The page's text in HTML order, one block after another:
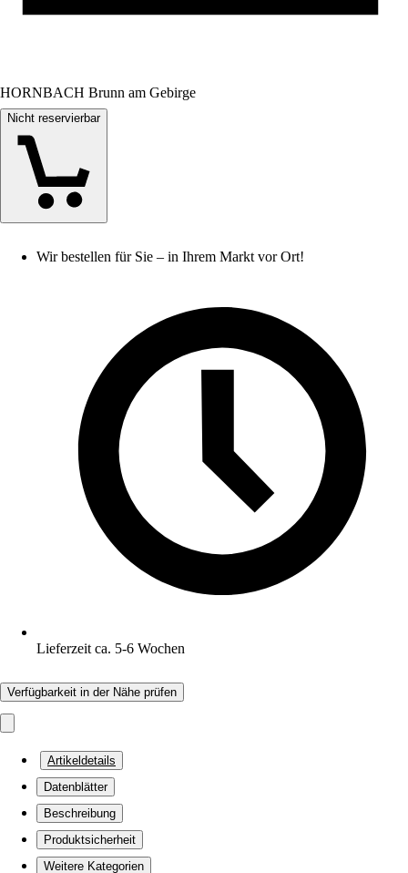
HORNBACH Brunn am Gebirge
Nicht reservierbar
Wir bestellen für Sie – in Ihrem Markt vor Ort!
Lieferzeit ca. 5-6 Wochen
Verfügbarkeit in der Nähe prüfen
Artikeldetails
Datenblätter
Beschreibung
Produktsicherheit
Weitere Kategorien